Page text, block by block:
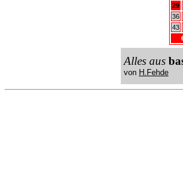
29
36
43
Alles aus
von H.Fehde